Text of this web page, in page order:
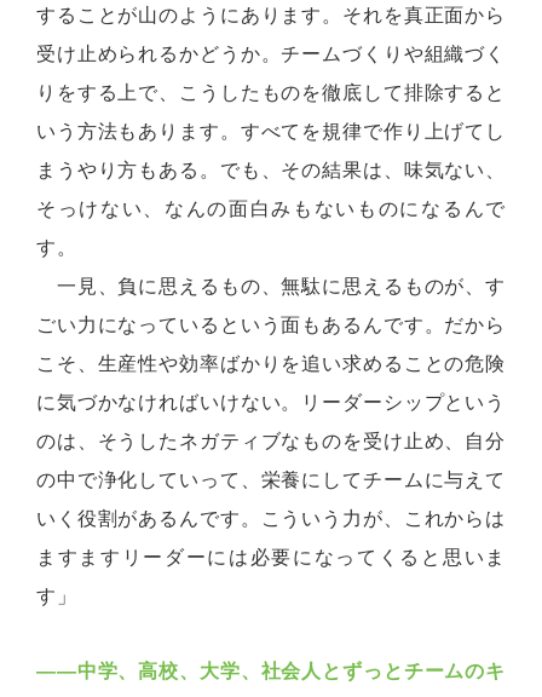
することが山のようにあります。それを真正面から
受け止められるかどうか。チームづくりや組織づく
りをする上で、こうしたものを徹底して排除すると
いう方法もあります。すべてを規律で作り上げてし
まうやり方もある。でも、その結果は、味気ない、
そっけない、なんの面白みもないものになるんで
す。
一見、負に思えるもの、無駄に思えるものが、す
ごい力になっているという面もあるんです。だから
こそ、生産性や効率ばかりを追い求めることの危険
に気づかなければいけない。リーダーシップという
のは、そうしたネガティブなものを受け止め、自分
の中で浄化していって、栄養にしてチームに与えて
いく役割があるんです。こういう力が、これからは
ますますリーダーには必要になってくると思いま
す」
――中学、高校、大学、社会人とずっとチームのキ